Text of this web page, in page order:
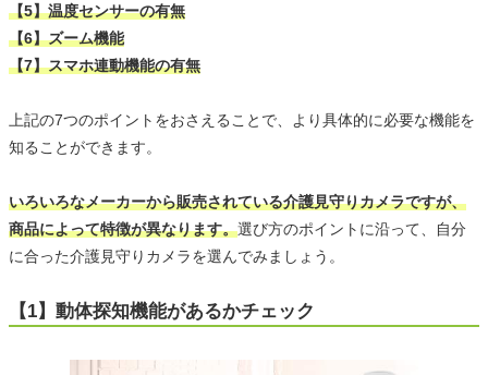
【5】温度センサーの有無
【6】ズーム機能
【7】スマホ連動機能の有無
上記の7つのポイントをおさえることで、より具体的に必要な機能を
知ることができます。
いろいろなメーカーから販売されている介護見守りカメラですが、
商品によって特徴が異なります。選び方のポイントに沿って、自分
に合った介護見守りカメラを選んでみましょう。
【1】動体探知機能があるかチェック